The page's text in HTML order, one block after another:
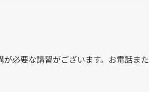
必要な講習がございます。お電話ま